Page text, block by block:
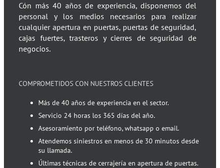
Cón más 40 años de experiencia, disponemos del
personal y los medios necesarios para realizar
cualquier apertura en puertas, puertas de seguridad,
cajas fuertes, trasteros y cierres de seguridad de
negocios.
COMPROMETIDOS CON NUESTROS CLIENTES
Más de 40 años de experiencia en el sector.
Servicio 24 horas los 365 días del año.
Asesoramiento por teléfono, whatsapp o email.
Atendemos siniestros en menos de 30 minutos desde
su llamada.
Últimas técnicas de cerrajería en apertura de puertas.